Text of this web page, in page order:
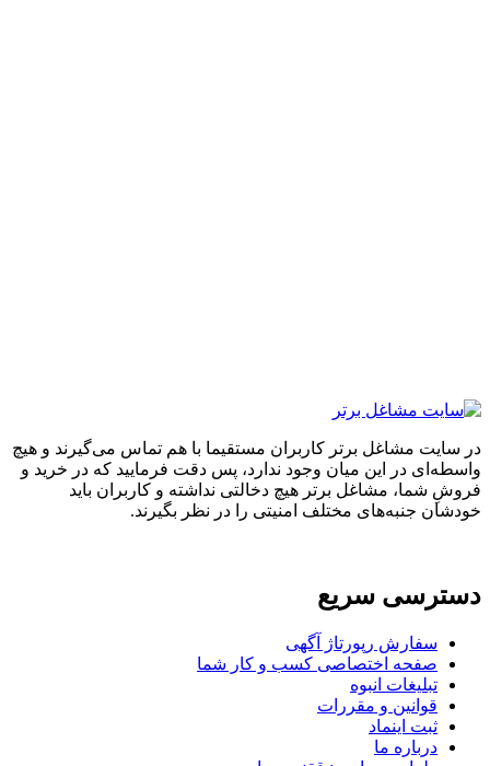
مشاغل برتر کاربران مستقیما با هم تماس می‌گیرند و هیچ
در این میان وجود ندارد، پس دقت فرمایید که در خرید و
شما، مشاغل برتر هیچ دخالتی نداشته و کاربران باید
جنبه‌های مختلف امنیتی را در نظر بگیرند.
سریع
سفارش رپورتاژ آگهی
صفحه اختصاصی کسب و کار شما
تبلیغات انبوه
قوانین و مقررات
ثبت اینماد
درباره ما